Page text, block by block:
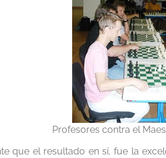
contra el
que el resultado en sí, fue la